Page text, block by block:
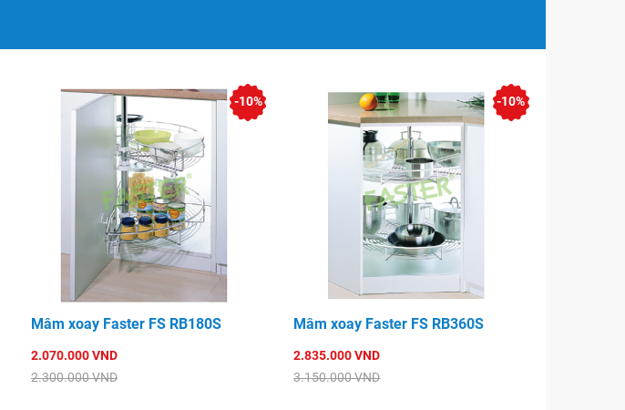
Mâm xoay Faster FS RB180S
2.070.000 VND
2.300.000 VND
-10%
Mâm xoay Faster FS RB360S
2.835.000 VND
3.150.000 VND
-10%